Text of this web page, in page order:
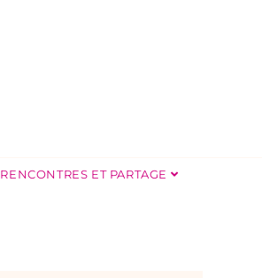
RENCONTRES ET PARTAGE